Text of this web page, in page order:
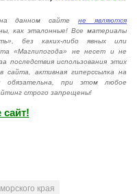
на данном сайтене являются
как эталонные! Все материалы
без каких-либо явных или
«Маглипогода» не несет и не
последствия использования этих
сайта, активная гиперссылка на
обязательна, при этом любое
строго запрещены!
края